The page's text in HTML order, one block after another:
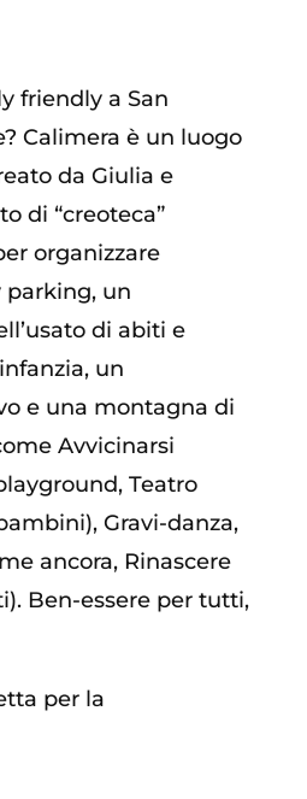
friendly a San
Calimera è un luogo
da Giulia e
di “creoteca”
organizzare
parking, un
di abiti e
un
e una montagna di
Avvicinarsi
Teatro
Gravi-danza,
ancora, Rinascere
Ben-essere per tutti,
per la